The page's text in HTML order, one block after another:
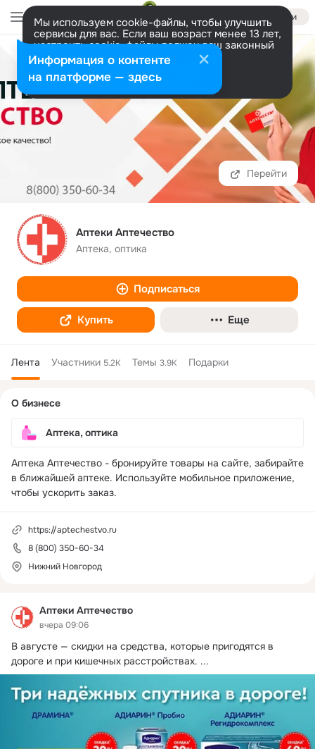
Войти
Мы используем cookie-файлы, чтобы улучшить
сервисы для вас. Если ваш возраст менее 13 лет,
настроить cookie-файлы должен ваш законный
представитель. Больше информации
Разрешить все Настроить
Перейти
Аптеки Аптечество
Аптека, оптика
Подписаться
Купить Еще
Лента Участники 5.2K Темы 3.9K Подарки
Аптеки Аптечество
вчера 09:06
В августе — скидки на средства, которые пригодятся в
дороге и при кишечных расстройствах. ...
колонка
О бизнесе
Аптека, оптика
Аптека Аптечество - бронируйте товары на сайте, забирайте
в ближайшей аптеке. Используйте мобильное приложение,
чтобы ускорить заказ.
https://aptechestvo.ru
8 (800) 350-60-34
Нижний Новгород
Информация о контенте
на платформе — здесь